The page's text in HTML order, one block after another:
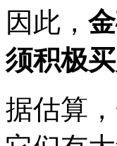
因此，
须积极买
据估算